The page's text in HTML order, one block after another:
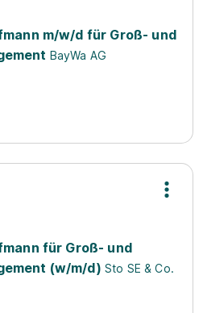
m/w/d für Groß- und
BayWa AG
für Groß- und
(w/m/d) Sto SE & Co.